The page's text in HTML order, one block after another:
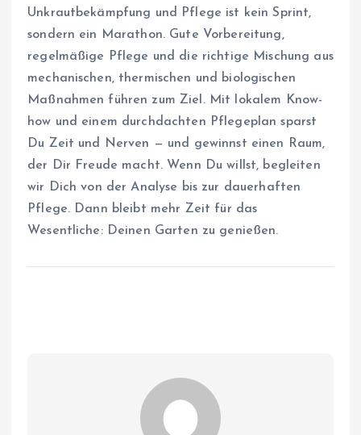
Unkrautbekämpfung und Pflege ist kein Sprint,
sondern ein Marathon. Gute Vorbereitung,
regelmäßige Pflege und die richtige Mischung aus
mechanischen, thermischen und biologischen
Maßnahmen führen zum Ziel. Mit lokalem Know-
how und einem durchdachten Pflegeplan sparst
Du Zeit und Nerven — und gewinnst einen Raum,
der Dir Freude macht. Wenn Du willst, begleiten
wir Dich von der Analyse bis zur dauerhaften
Pflege. Dann bleibt mehr Zeit für das
Wesentliche: Deinen Garten zu genießen.